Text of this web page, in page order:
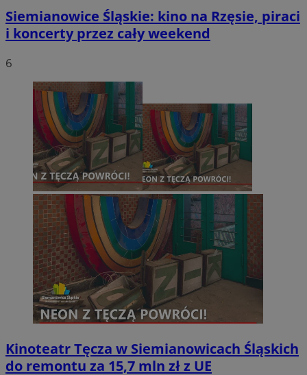
Siemianowice Śląskie: kino na Rzęsie, piraci
i koncerty przez cały weekend
6
Kinoteatr Tęcza w Siemianowicach Śląskich
do remontu za 15,7 mln zł z UE